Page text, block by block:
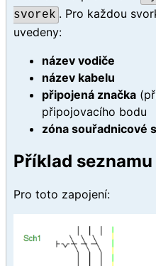
svorek . Pro každou
uvedeny:
název vodiče
název kabelu
připojená značka
připojovacího bodu
zóna souřadnicové
Příklad
Pro toto zapojení: